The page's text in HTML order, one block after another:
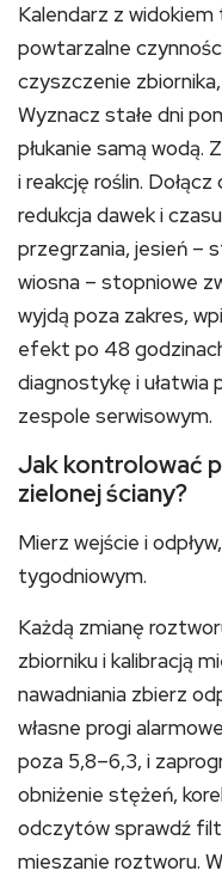
Kalendarz z
powtarzalne
czyszczenie
Wyznacz stałe dni
płukanie samą wodą.
i reakcję roślin.
redukcja dawek i
przegrzania, jesień –
wiosna – stopniowe
wyjdą poza zakres,
efekt po 48
diagnostykę i ułatwia
zespole serwisowym.
Jak kontrolować
zielonej ściany?
Mierz wejście i
tygodniowym.
Każdą zmianę
zbiorniku i kalibracją
nawadniania zbierz
własne progi
poza 5,8–6,3, i
obniżenie stężeń,
odczytów sprawdź
mieszanie roztworu.